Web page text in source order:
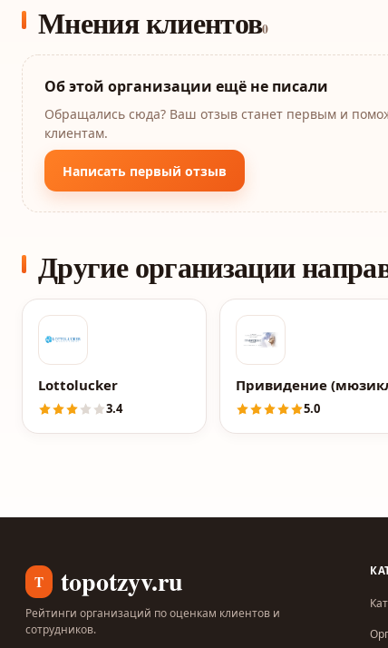
Мнения клиентов0
Об этой организации ещё не писали
Обращались сюда? Ваш отзыв станет первым и
клиентам.
Написать первый отзыв
Другие организации
Lottolucker
3.4
Привидение
5.0
T topotzyv.ru
Рейтинги организаций по оценкам клиентов и
сотрудников.